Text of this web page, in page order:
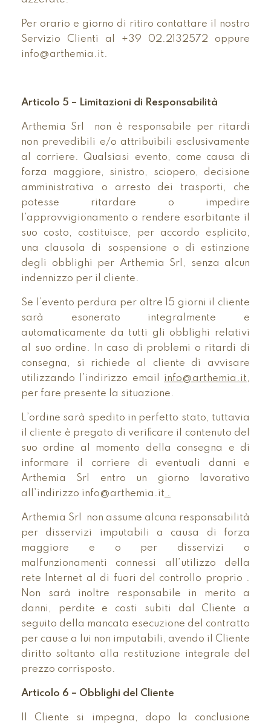
Per orario e giorno di ritiro contattare il nostro
Servizio Clienti al +39 02.2132572 oppure
info@arthemia.it.
Articolo 5 – Limitazioni di Responsabilità
Arthemia Srl non è responsabile per ritardi
non prevedibili e/o attribuibili esclusivamente
al corriere. Qualsiasi evento, come causa di
forza maggiore, sinistro, sciopero, decisione
amministrativa o arresto dei trasporti, che
potesse ritardare o impedire
l’approvvigionamento o rendere esorbitante il
suo costo, costituisce, per accordo esplicito,
una clausola di sospensione o di estinzione
degli obblighi per Arthemia Srl, senza alcun
indennizzo per il cliente.
Se l’evento perdura per oltre 15 giorni il cliente
sarà esonerato integralmente e
automaticamente da tutti gli obblighi relativi
al suo ordine. In caso di problemi o ritardi di
consegna, si richiede al cliente di avvisare
utilizzando l’indirizzo email info@arthemia.it,
per fare presente la situazione.
L’ordine sarà spedito in perfetto stato, tuttavia
il cliente è pregato di verificare il contenuto del
suo ordine al momento della consegna e di
informare il corriere di eventuali danni e
Arthemia Srl entro un giorno lavorativo
all’indirizzo info@arthemia.it .
Arthemia Srl non assume alcuna responsabilità
per disservizi imputabili a causa di forza
maggiore e o per disservizi o
malfunzionamenti connessi all’utilizzo della
rete Internet al di fuori del controllo proprio .
Non sarà inoltre responsabile in merito a
danni, perdite e costi subiti dal Cliente a
seguito della mancata esecuzione del contratto
per cause a lui non imputabili, avendo il Cliente
diritto soltanto alla restituzione integrale del
prezzo corrisposto.
Articolo 6 – Obblighi del Cliente
Il Cliente si impegna, dopo la conclusione